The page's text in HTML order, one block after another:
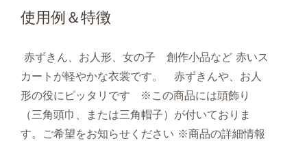
使用例＆特徴
赤ずきん、お人形、女の子 創作小品など 赤いス
カートが軽やかな衣裳です。 赤ずきんや、お人
形の役にピッタリです ※この商品には頭飾り
（三角頭巾、または三角帽子）が付いておりま
す。ご希望をお知らせください ※商品の詳細情報